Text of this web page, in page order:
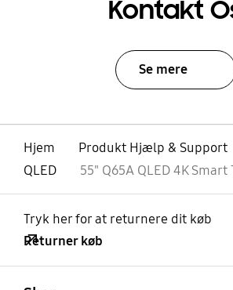
Kontakt
Se mere
Hjem Produkt Hjælp & Support
QLED
55" Q65A QLED 4K Smart
Tryk her for at returnere dit køb
Returner køb